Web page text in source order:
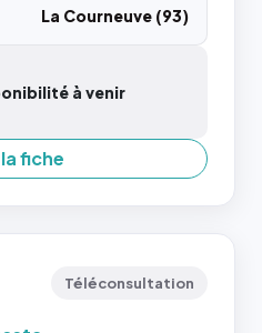
La Courneuve (93)
à venir
fiche
Téléconsultation